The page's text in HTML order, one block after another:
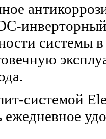
системы в
системой
ежедневное